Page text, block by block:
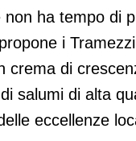
ha tempo di
i
crema di
salumi di alta
eccellenze